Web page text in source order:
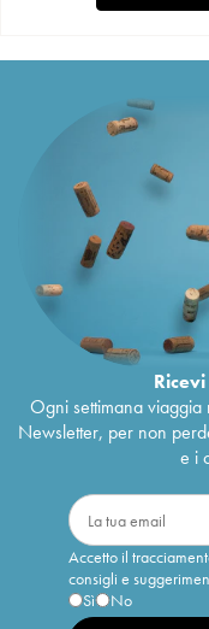
Ogni settimana
Newsletter, per non
e i
Accetto il
consigli e
Sì
No